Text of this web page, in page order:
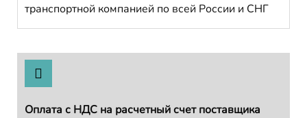
транспортной компанией по всей России и СНГ
Оплата с НДС на расчетный счет поставщика